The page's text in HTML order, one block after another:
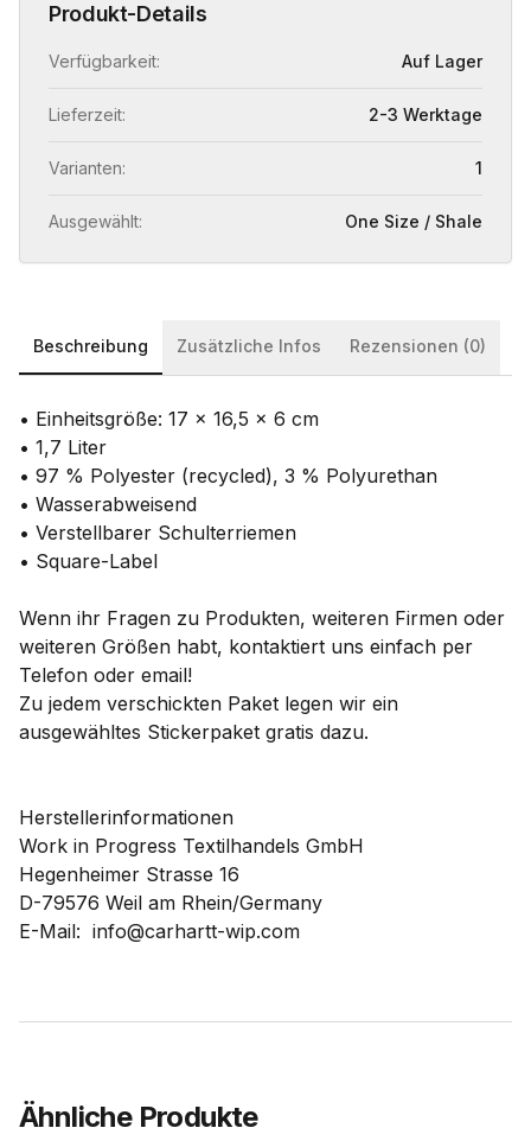
Produkt-Details
Verfügbarkeit: Auf Lager
Lieferzeit: 2-3 Werktage
Varianten: 1
Ausgewählt: One Size / Shale
Beschreibung Zusätzliche Infos Rezensionen (0)
• Einheitsgröße: 17 x 16,5 x 6 cm
• 1,7 Liter
• 97 % Polyester (recycled), 3 % Polyurethan
• Wasserabweisend
• Verstellbarer Schulterriemen
• Square-Label
Wenn ihr Fragen zu Produkten, weiteren Firmen oder
weiteren Größen habt, kontaktiert uns einfach per
Telefon oder email!
Zu jedem verschickten Paket legen wir ein
ausgewähltes Stickerpaket gratis dazu.
Herstellerinformationen
Work in Progress Textilhandels GmbH
Hegenheimer Strasse 16
D-79576 Weil am Rhein/Germany
E-Mail: info@carhartt-wip.com
Ähnliche Produkte